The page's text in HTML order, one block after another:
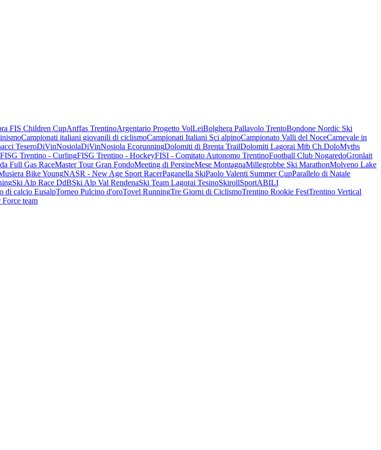
FIS Children CupAnffas TrentinoArgentario Progetto VolLeiBolghera Pallavolo TrentoBondone Nordic Ski
Campionati italiani giovanili di ciclismoCampionati Italiani Sci alpinoCampionato Valli del NoceCarnevale in
TeseroDiVinNosiolaDiVinNosiola EcorunningDolomiti di Brenta TrailDolomiti Lagorai Mtb Ch.DoloMyths
FISG Trentino - CurlingFISG Trentino - HockeyFISI - Comitato Autonomo TrentinoFootball Club NogaredoGronlait
Full Gas RaceMaster Tour Gran FondoMeeting di PergineMese MontagnaMillegrobbe Ski MarathonMolveno Lake
Bike YoungNASR - New Age Sport RacerPaganella SkiPaolo Valenti Summer CupParallelo di Natale
Ski Alp Race DdBSki Alp Val RendenaSki Team Lagorai TesinoSkirollSportABILI
di calcio EusalpTorneo Pulcino d'oroTovel RunningTre Giorni di CiclismoTrentino Rookie FestTrentino Vertical
team